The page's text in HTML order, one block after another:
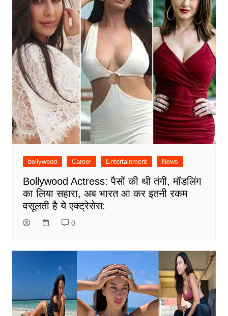
bollywood Career Entertainment News
Bollywood Actress: पैसों की थी तंगी, मॉडलिंग
का लिया सहारा, अब भारत आ कर इतनी रकम
वसूलती है ये एक्ट्रेसेस:
0